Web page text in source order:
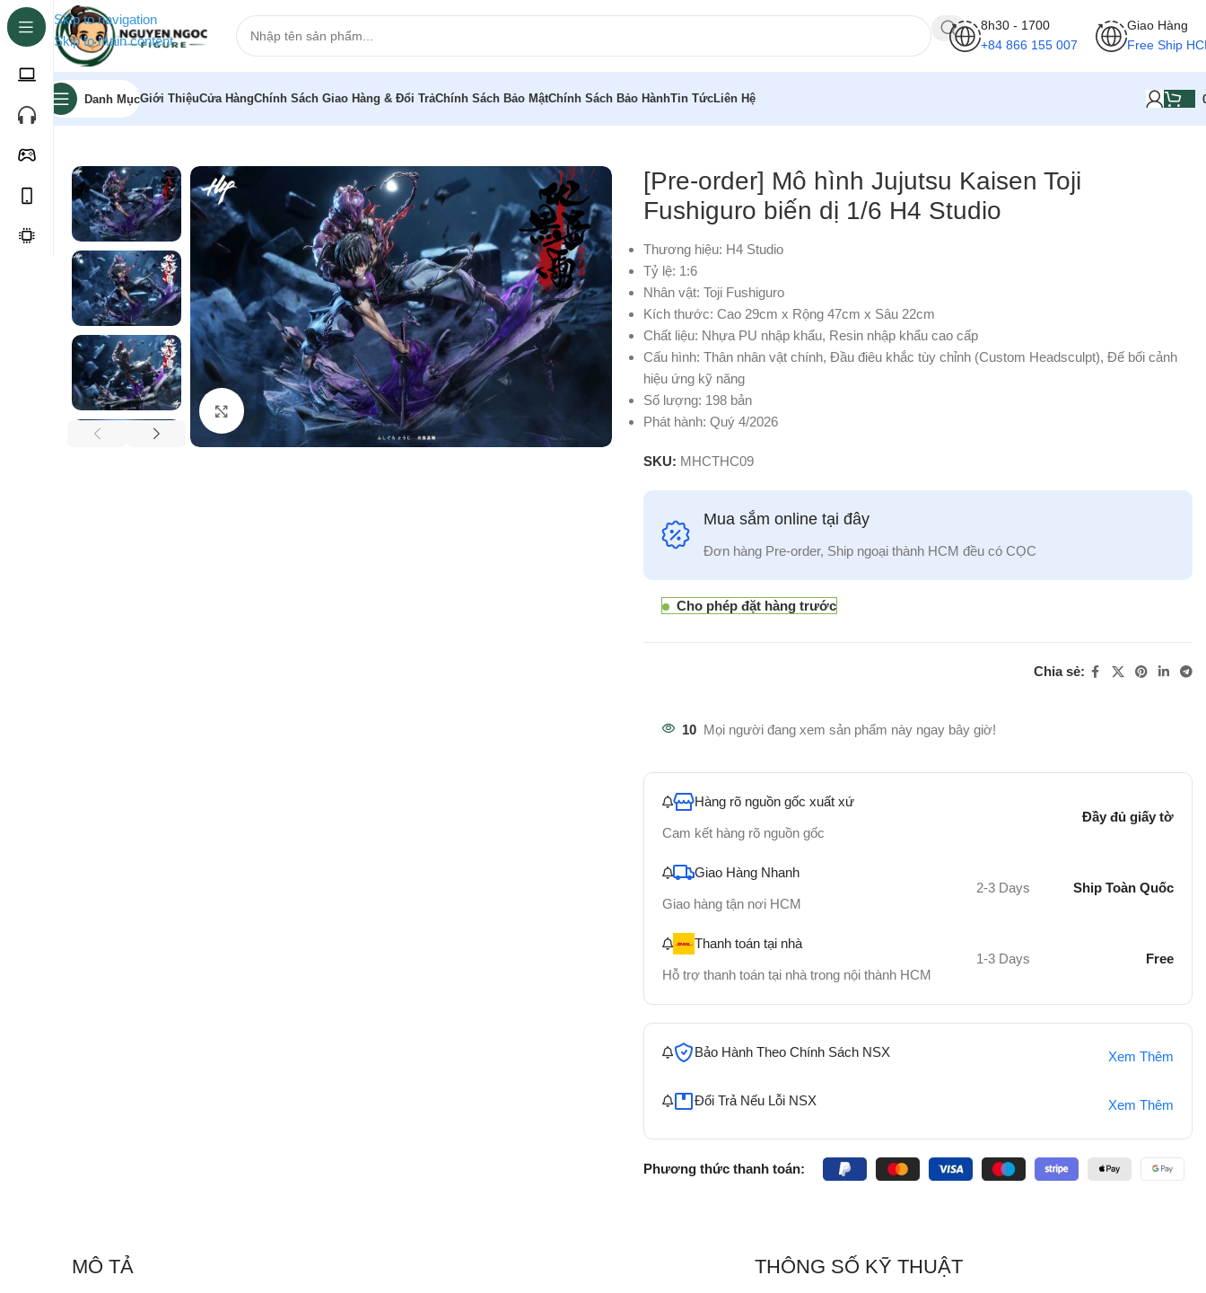
Skip to navigation
Skip to main content
8h30 - 1700
+84 866 155 007
Giao Hàng
Free Ship
Danh MụcGiới ThiệuCửa HàngChính Sách Giao Hàng & Đổi TrảChính Sách Bảo MậtChính Sách Bảo HànhTin TứcLiên Hệ
Trang chủ»
Nhấp để phóng to
[Pre-order] Mô hình Jujutsu Kaisen Toji
Fushiguro biến dị 1/6 H4 Studio
Thương hiệu: H4 Studio
Tỷ lệ: 1:6
Nhân vật: Toji Fushiguro
Kích thước: Cao 29cm x Rộng 47cm x Sâu 22cm
Chất liệu: Nhựa PU nhập khẩu, Resin nhập khẩu cao cấp
Cấu hình: Thân nhân vật chính, Đầu điêu khắc tùy chỉnh (Custom Headsculpt), Đế bối cảnh
hiệu ứng kỹ năng
Số lượng: 198 bản
Phát hành: Quý 4/2026
SKU: MHCTHC09
Mua sắm online tại đây
Đơn hàng Pre-order, Ship ngoại thành HCM đều có CỌC
Cho phép đặt hàng trước
Chia sẻ:
10 Mọi người đang xem sản phẩm này ngay bây giờ!
Hàng rõ nguồn gốc xuất xứ
Cam kết hàng rõ nguồn gốc
Đầy đủ giấy tờ
Giao Hàng Nhanh
Giao hàng tận nơi HCM
2-3 Days Ship Toàn Quốc
Thanh toán tại nhà
Hỗ trợ thanh toán tại nhà trong nội thành HCM
1-3 Days Free
Bảo Hành Theo Chính Sách NSX Xem Thêm
Đổi Trả Nếu Lỗi NSX Xem Thêm
Phương thức thanh toán:
MÔ TẢ THÔNG SỐ KỸ THUẬT